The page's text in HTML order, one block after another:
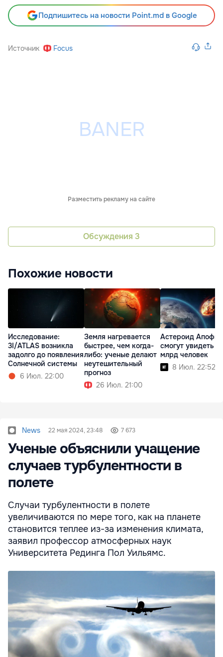
Подпишитесь на новости Point.md в Google
Источник Focus
Разместить рекламу на сайте
Обсуждения 3
Похожие новости
Исследование:
3I/ATLAS возникла
задолго до появления
Солнечной системы
6 Июл. 22:00
Земля нагревается
быстрее, чем когда-
либо: ученые делают
неутешительный
прогноз
26 Июл. 21:00
Астероид Апофис
смогут увидеть
млрд человек
8 Июл. 22:52
News 22 мая 2024, 23:48 7 673
Ученые объяснили учащение
случаев турбулентности в
полете
Случаи турбулентности в полете
увеличиваются по мере того, как на планете
становится теплее из-за изменения климата,
заявил профессор атмосферных наук
Университета Рединга Пол Уильямс.